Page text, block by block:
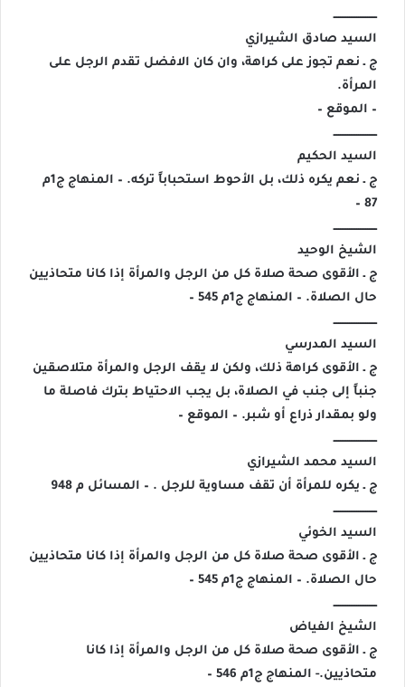
ــــــــــــــــــــــــ
السيد صادق الشيرازي
ج ـ نعم تجوز على كراهة، وان كان الافضل تقدم الرجل على
المرأة.
– الموقع –
ــــــــــــــــــــــــ
السيد الحكيم
ج ـ نعم يكره ذلك، بل الأحوط استحباباً تركه. – المنهاج ج1م
87 –
ــــــــــــــــــــــــ
الشيخ الوحيد
ج ـ الأقوى صحة صلاة كل من الرجل والمرأة إذا كانا متحاذيين
حال الصلاة. – المنهاج ج1م 545 –
ــــــــــــــــــــــــ
السيد المدرسي
ج ـ الأقوى كراهة ذلك، ولكن لا يقف الرجل والمرأة متلاصقين
جنباً إلى جنب في الصلاة، بل يجب الاحتياط بترك فاصلة ما
ولو بمقدار ذراع أو شبر. – الموقع –
ــــــــــــــــــــــــ
السيد محمد الشيرازي
ج ـ يكره للمرأة أن تقف مساوية للرجل . – المسائل م 948
ــــــــــــــــــــــــ
السيد الخوئي
ج ـ الأقوى صحة صلاة كل من الرجل والمرأة إذا كانا متحاذيين
حال الصلاة. – المنهاج ج1م 545 –
ــــــــــــــــــــــــ
الشيخ الفياض
ج ـ الأقوى صحة صلاة كل من الرجل والمرأة إذا كانا
متحاذيين.- المنهاج ج1م 546 –